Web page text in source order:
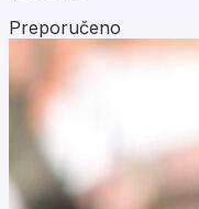
Preporučeno